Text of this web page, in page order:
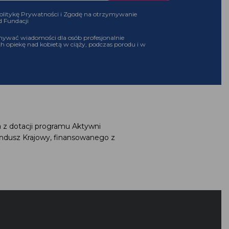
Prywatności i Zgodę na otrzymywanie
Fundacji
wiadomości dla osób profesjonalnie
opiekę nad kobietą w ciąży, podczas porodu i w
z dotacji programu Aktywni
Krajowy, finansowanego z